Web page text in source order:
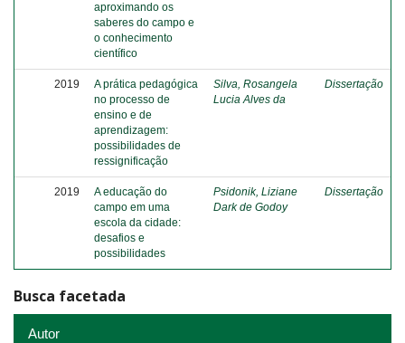
aproximando os
saberes do campo e
o conhecimento
científico
2019
A prática pedagógica
no processo de
ensino e de
aprendizagem:
possibilidades de
ressignificação
Silva, Rosangela
Lucia Alves da
Dissertação
2019
A educação do
campo em uma
escola da cidade:
desafios e
possibilidades
Psidonik, Liziane
Dark de Godoy
Dissertação
Busca facetada
Autor